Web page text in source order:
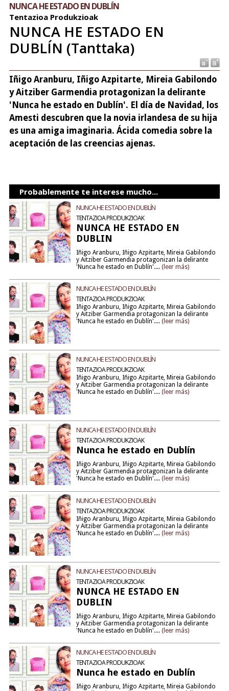
NUNCA HE ESTADO EN DUBLÍN
Tentazioa Produkzioak
NUNCA HE ESTADO EN
DUBLÍN (Tanttaka)
Iñigo Aranburu, Iñigo Azpitarte, Mireia Gabilondo
y Aitziber Garmendia protagonizan la delirante
'Nunca he estado en Dublín'. El día de Navidad, los
Amesti descubren que la novia irlandesa de su hija
es una amiga imaginaria. Ácida comedia sobre la
aceptación de las creencias ajenas.
Probablemente te interese mucho...
NUNCA HE ESTADO EN DUBLÍN
TENTAZIOA PRODUKZIOAK
NUNCA HE ESTADO EN
DUBLIN
Iñigo Aranburu, Iñigo Azpitarte, Mireia Gabilondo
y Aitziber Garmendia protagonizan la delirante
'Nunca he estado en Dublín'.... (leer más)
NUNCA HE ESTADO EN DUBLÍN
TENTAZIOA PRODUKZIOAK
Iñigo Aranburu, Iñigo Azpitarte, Mireia Gabilondo
y Aitziber Garmendia protagonizan la delirante
'Nunca he estado en Dublín'.... (leer más)
NUNCA HE ESTADO EN DUBLÍN
TENTAZIOA PRODUKZIOAK
Iñigo Aranburu, Iñigo Azpitarte, Mireia Gabilondo
y Aitziber Garmendia protagonizan la delirante
'Nunca he estado en Dublín'.... (leer más)
NUNCA HE ESTADO EN DUBLÍN
TENTAZIOA PRODUKZIOAK
Nunca he estado en Dublín
Iñigo Aranburu, Iñigo Azpitarte, Mireia Gabilondo
y Aitziber Garmendia protagonizan la delirante
'Nunca he estado en Dublín'.... (leer más)
NUNCA HE ESTADO EN DUBLÍN
TENTAZIOA PRODUKZIOAK
Iñigo Aranburu, Iñigo Azpitarte, Mireia Gabilondo
y Aitziber Garmendia protagonizan la delirante
'Nunca he estado en Dublín'.... (leer más)
NUNCA HE ESTADO EN DUBLÍN
TENTAZIOA PRODUKZIOAK
NUNCA HE ESTADO EN
DUBLIN
Iñigo Aranburu, Iñigo Azpitarte, Mireia Gabilondo
y Aitziber Garmendia protagonizan la delirante
'Nunca he estado en Dublín'.... (leer más)
NUNCA HE ESTADO EN DUBLÍN
TENTAZIOA PRODUKZIOAK
Nunca he estado en Dublín
Iñigo Aranburu, Iñigo Azpitarte, Mireia Gabilondo